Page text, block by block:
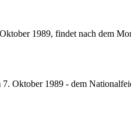
1989, findet nach dem
Oktober 1989 - dem